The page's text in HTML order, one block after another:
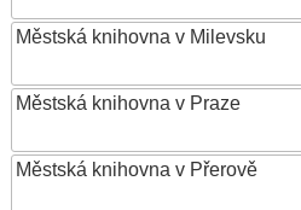
Městská knihovna v Milevsku
Městská knihovna v Praze
Městská knihovna v Přerově